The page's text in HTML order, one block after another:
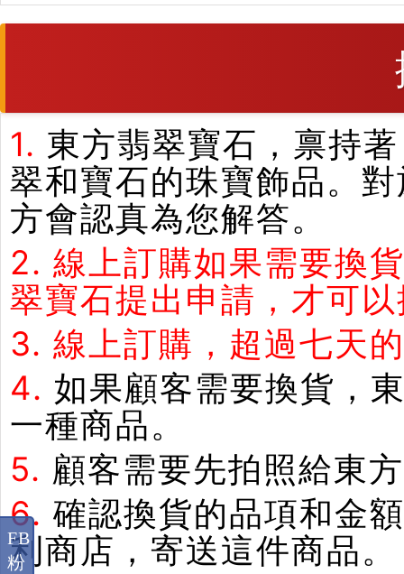
1. 東方翡翠寶石，禀持
翠和寶石的珠寶飾品。
方會認真為您解答。
2. 線上訂購如果需要換
翠寶石提出申請，才可
3. 線上訂購，超過七天
4. 如果顧客需要換貨，
一種商品。
5. 顧客需要先拍照給東
6. 確認換貨的品項和金
利商店，寄送這件商品。
FB
粉